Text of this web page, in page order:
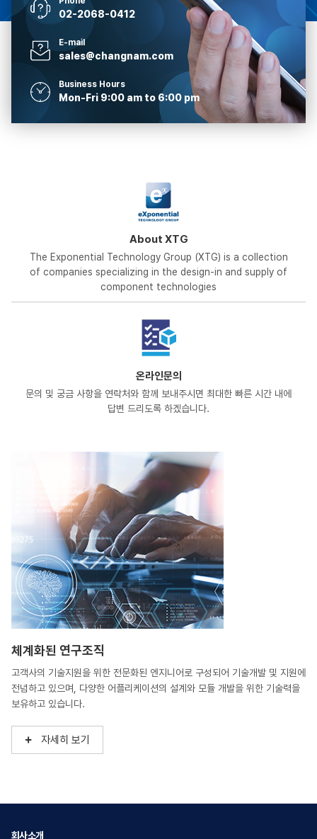
the-Middle Attack)을 방지할 수 있는 최고 수준의 보안을
요구한다.보안 액세스 및 디지털 키 애플리케이션 구현AIROC UWB
TSL100 제품군은 두 가지 버전으로 제공된다. 자동차 OEM과 1차
공급업체를 위한 자동차용 TSL111A(AEC-Q100 인증)는 CCC
디지털 키(CCC Digital Key™), 스마트 키(Key Fob), NCAP 규격
기반 존재 감지, 킥 센싱(Kick Sensing), 침입 감지 등의 자동차
애플리케이션을 지원한다. 컨슈머 및 산업용 버전인 TSL111C는
스마트 출입 제어, 자산 추적, 비접촉 결제, 디바이스 위치 찾기, 실내
내비게이션 등에 적합하다. 거리 측정과 센싱 기능을 하나의
통해 인피니언의 최신 UWB 기술을 활용해 보안 출입 및 센싱
애플리케이션을 신속하게 개발할 수 있다. 이 키트는 거리 측정
정확도, 센싱 범위, 전력 소비 등 시스템 수준 평가를 지원하며,
제품의 시장 출시 기간을 단축할 수 있도록 한다.자세한 정보는
인피니언 웹사이트에서 확인할 수
있다. https://www.infineon.com/airoc-uwb
02-2068-0412
E-mail
sales@changnam.com
Business Hours
Mon-Fri 9:00 am to 6:00 pm
About XTG
The Exponential Technology Group (XTG) is a collection
of companies specializing in the design-in and supply of
component technologies
온라인문의
문의 및 궁금 사항을 연락처와 함께 보내주시면 최대한 빠른 시간 내에
답변 드리도록 하겠습니다.
체계화된 연구조직
고객사의 기술지원을 위한 전문화된 엔지니어로 구성되어 기술개발 및 지원에
전념하고 있으며, 다양한 어플리케이션의 설계와 모듈 개발을 위한 기술력을
보유하고 있습니다.
자세히 보기
회사소개